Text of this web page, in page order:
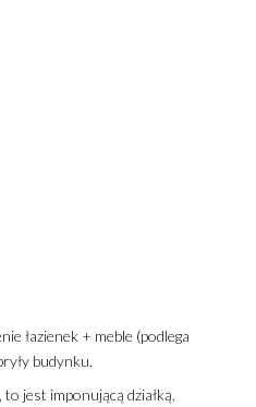
łazienek + meble (podlega
budynku.
jest imponującą działką.